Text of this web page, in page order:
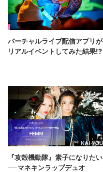
バーチャルライブ配信アプリが
リアルイベントしてみた結果!?
『攻殻機動隊』素子になりたい
──マネキンラップデュオ